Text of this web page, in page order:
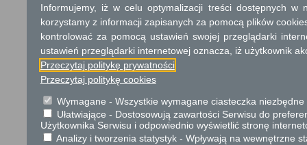
naruszenie praworządności lub
mogą być między innymi sprawy
ochrony własności społecznej,
bez zbędnej zwłoki, nie później
Podstawa prawna
Ochrona danych osobowych
Klauzula informacyjna o
Informujemy, iż w celu optymalizacji treści dostępnych w
korzystamy z informacji zapisanych za pomocą plików
kontrolować za pomocą ustawień swojej przeglądarki
ustawień przeglądarki internetowej oznacza, iż użytkownik
Przeczytaj politykę prywatności
Przeczytaj politykę cookies
Wymagane - Wszystkie wymagane ciasteczka
Ułatwiające - Dostosowują zawartości Serwisu do
Użytkownika Serwisu i odpowiednio wyświetlić stronę
Analizy i tworzenia statystyk - Wpływają na wewnętrzne